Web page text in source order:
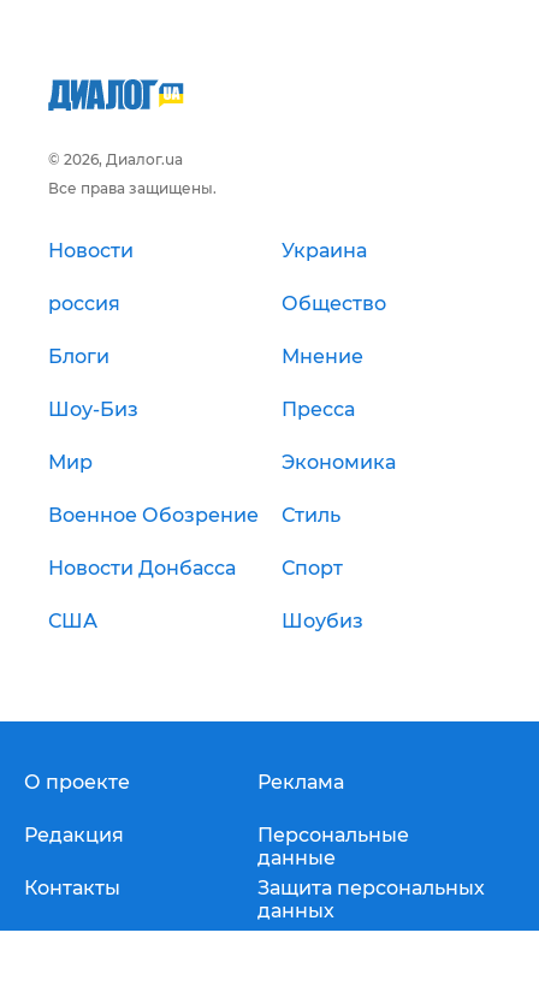
© 2026, Диалог.ua
Все права защищены.
Новости Украина
россия Общество
Блоги Мнение
Шоу-Биз Пресса
Мир Экономика
Военное Обозрение Стиль
Новости Донбасса Спорт
США Шоубиз
О проекте
Редакция
Контакты
Реклама
Персональные
данные
Защита персональных
данных